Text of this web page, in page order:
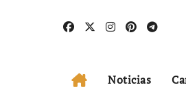
Noticias